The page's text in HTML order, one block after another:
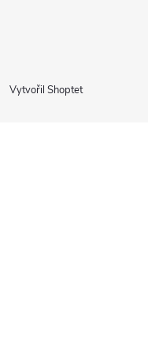
Vytvořil Shoptet